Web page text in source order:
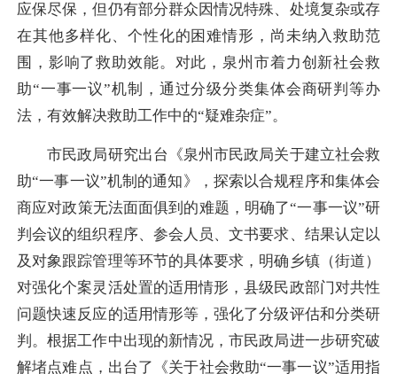
应保尽保，但仍有部分群众因情况特殊、处境复杂或存
在其他多样化、个性化的困难情形，尚未纳入救助范
围，影响了救助效能。对此，泉州市着力创新社会救
助“一事一议”机制，通过分级分类集体会商研判等办
法，有效解决救助工作中的“疑难杂症”。
市民政局研究出台《泉州市民政局关于建立社会救
助“一事一议”机制的通知》，探索以合规程序和集体会
商应对政策无法面面俱到的难题，明确了“一事一议”研
判会议的组织程序、参会人员、文书要求、结果认定以
及对象跟踪管理等环节的具体要求，明确乡镇（街道）
对强化个案灵活处置的适用情形，县级民政部门对共性
问题快速反应的适用情形等，强化了分级评估和分类研
判。根据工作中出现的新情况，市民政局进一步研究破
解堵点难点，出台了《关于社会救助“一事一议”适用指